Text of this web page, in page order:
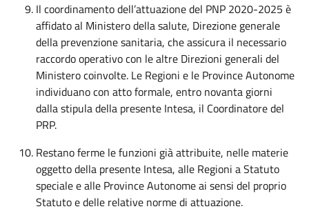
Il coordinamento dell’attuazione del PNP 2020-2025 è
affidato al Ministero della salute, Direzione generale
della prevenzione sanitaria, che assicura il necessario
raccordo operativo con le altre Direzioni generali del
Ministero coinvolte. Le Regioni e le Province Autonome
individuano con atto formale, entro novanta giorni
dalla stipula della presente Intesa, il Coordinatore del
PRP.
Restano ferme le funzioni già attribuite, nelle materie
oggetto della presente Intesa, alle Regioni a Statuto
speciale e alle Province Autonome ai sensi del proprio
Statuto e delle relative norme di attuazione.